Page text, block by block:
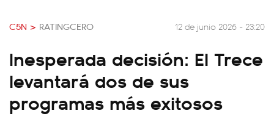
C5N > RATINGCERO 12 de junio 2026 - 23:20
Inesperada decisión: El Trece
levantará dos de sus
programas más exitosos